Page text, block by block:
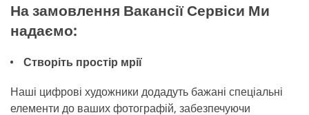
На замовлення Вакансії Сервіси Ми
надаємо:
Створіть простір мрії
Наші цифрові художники додадуть бажані спеціальні
елементи до ваших фотографій, забезпечуючи